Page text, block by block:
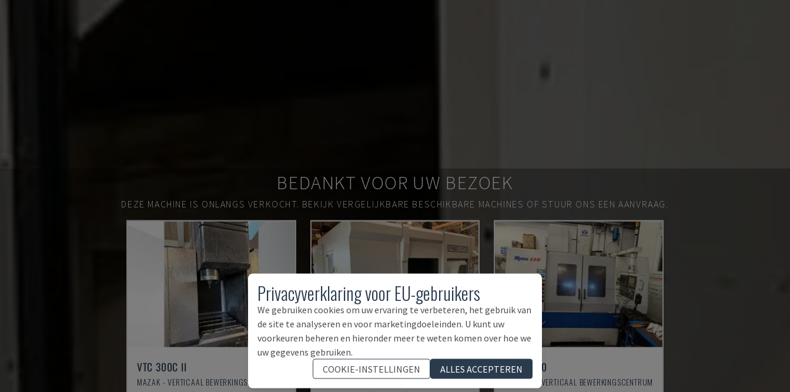
BEDANKT VOOR UW BEZOEK
DEZE MACHINE IS ONLANGS VERKOCHT. BEKIJK VERGELIJKBARE BESCHIKBARE MACHINES OF STUUR ONS EEN AANVRAAG.
VTC 300C II
MAZAK - VERTICAAL BEWERKINGSCENTRUM
U5-1530
SPINNER - VERTICAAL BEWERKINGSCENTRUM
MYNX 550
DAEWOO - VERTICAAL BEWERKINGSCENTRUM
Privacyverklaring voor EU-gebruikers
We gebruiken cookies om uw ervaring te verbeteren, het gebruik van
de site te analyseren en voor marketingdoeleinden. U kunt uw
voorkeuren beheren en hieronder meer te weten komen over hoe we
uw gegevens gebruiken.
COOKIE-INSTELLINGEN
ALLES ACCEPTEREN